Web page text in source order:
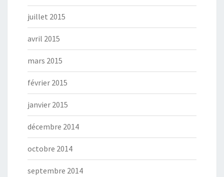
juillet 2015
avril 2015
mars 2015
février 2015
janvier 2015
décembre 2014
octobre 2014
septembre 2014